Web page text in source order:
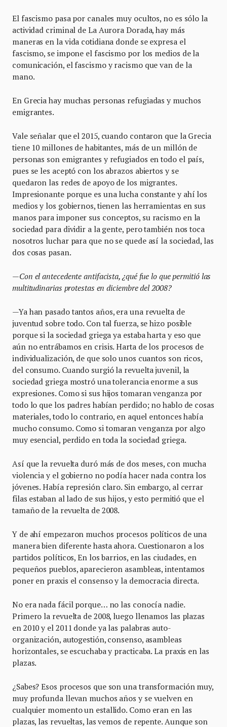
El fascismo pasa por canales muy ocultos, no es sólo la
actividad criminal de La Aurora Dorada, hay más
maneras en la vida cotidiana donde se expresa el
fascismo, se impone el fascismo por los medios de la
comunicación, el fascismo y racismo que van de la
mano.
En Grecia hay muchas personas refugiadas y muchos
emigrantes.
Vale señalar que el 2015, cuando contaron que la Grecia
tiene 10 millones de habitantes, más de un millón de
personas son emigrantes y refugiados en todo el país,
pues se les aceptó con los abrazos abiertos y se
quedaron las redes de apoyo de los migrantes.
Impresionante porque es una lucha constante y ahí los
medios y los gobiernos, tienen las herramientas en sus
manos para imponer sus conceptos, su racismo en la
sociedad para dividir a la gente, pero también nos toca
nosotros luchar para que no se quede así la sociedad, las
dos cosas pasan.
—Con el antecedente antifacista, ¿qué fue lo que permitió las
multitudinarias protestas en diciembre del 2008?
—Ya han pasado tantos años, era una revuelta de
juventud sobre todo. Con tal fuerza, se hizo posible
porque si la sociedad griega ya estaba harta y eso que
aún no entrábamos en crisis. Harta de los procesos de
individualización, de que solo unos cuantos son ricos,
del consumo. Cuando surgió la revuelta juvenil, la
sociedad griega mostró una tolerancia enorme a sus
expresiones. Como si sus hijos tomaran venganza por
todo lo que los padres habían perdido; no hablo de cosas
materiales, todo lo contrario, en aquel entonces había
mucho consumo. Como si tomaran venganza por algo
muy esencial, perdido en toda la sociedad griega.
Así que la revuelta duró más de dos meses, con mucha
violencia y el gobierno no podía hacer nada contra los
jóvenes. Había represión claro. Sin embargo, al cerrar
filas estaban al lado de sus hijos, y esto permitió que el
tamaño de la revuelta de 2008.
Y de ahí empezaron muchos procesos políticos de una
manera bien diferente hasta ahora. Cuestionaron a los
partidos políticos, En los barrios, en las ciudades, en
pequeños pueblos, aparecieron asambleas, intentamos
poner en praxis el consenso y la democracia directa.
No era nada fácil porque… no las conocía nadie.
Primero la revuelta de 2008, luego llenamos las plazas
en 2010 y el 2011 donde ya las palabras auto-
organización, autogestión, consenso, asambleas
horizontales, se escuchaba y practicaba. La praxis en las
plazas.
¿Sabes? Esos procesos que son una transformación muy,
muy profunda llevan muchos años y se vuelven en
cualquier momento un estallido. Como eran en las
plazas, las revueltas, las vemos de repente. Aunque son